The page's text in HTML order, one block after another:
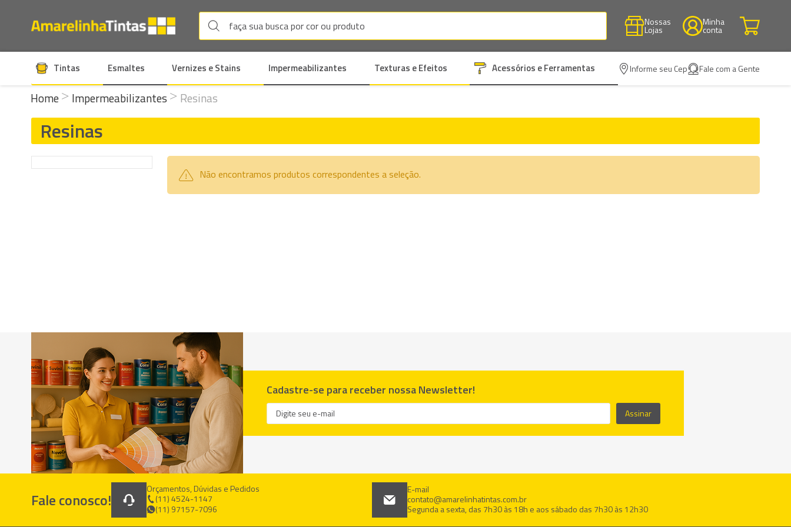
Nossas
Lojas
Minha
conta
Tintas Esmaltes Vernizes e Stains Impermeabilizantes Texturas e Efeitos Acessórios e Ferramentas Informe seu Cep Fale com a Gente
Home Impermeabilizantes Resinas
Resinas
Não encontramos produtos correspondentes a seleção.
Cadastre-se para receber nossa Newsletter!
Assinar
Fale conosco!
Orçamentos, Dúvidas e Pedidos
(11) 4524-1147
(11) 97157-7096
E-mail
contato@amarelinhatintas.com.br
Segunda a sexta, das 7h30 às 18h e aos sábado das 7h30 às 12h30